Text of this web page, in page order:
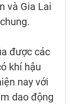
và Gia Lai
được các
khí hậu
nay với
dao động